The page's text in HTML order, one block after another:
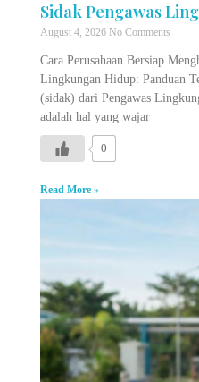
Sidak Pengawas
August 4, 2026 No Comments
Cara Perusahaan Bersiap
Lingkungan Hidup: Panduan
(sidak) dari Pengawas
adalah hal yang wajar
0
Read More »